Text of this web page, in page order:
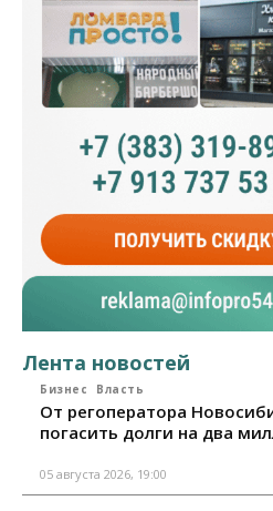
Лента новостей
Бизнес Власть
От регоператора
погасить долги на два
05 августа 2026, 19:00